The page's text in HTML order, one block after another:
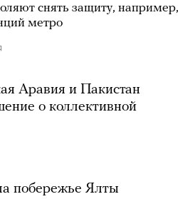
снять защиту, например,
метро
Аравия и Пакистан
о коллективной
побережье Ялты